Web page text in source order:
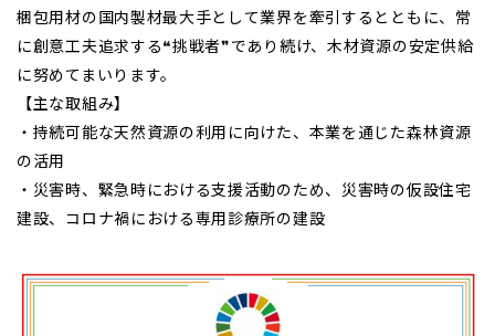
梱包用材の国内製材最大手として業界を牽引するとともに、常
に創意工夫追求する❝挑戦者❞であり続け、木材資源の安定供給
に努めてまいります。
【主な取組み】
・持続可能な天然資源の利用に向けた、本業を通じた森林資源
の活用
・災害時、緊急時における支援活動のため、災害時の仮設住宅
建設、コロナ禍における専用診療所の建設